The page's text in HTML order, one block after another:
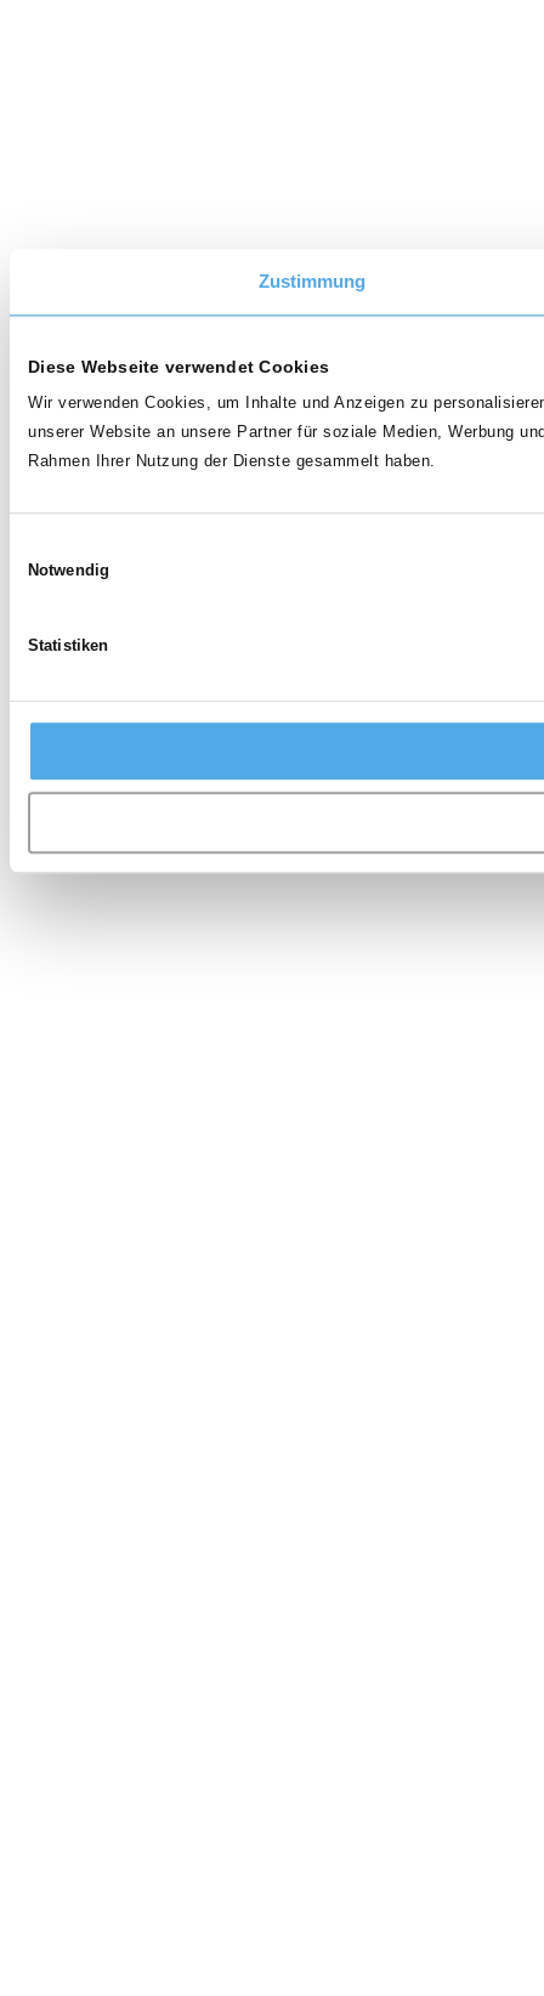
Zustimmung
Diese Webseite verwendet Cookies
Wir verwenden Cookies, um Inhalte und Anzeigen zu
unserer Website an unsere Partner für soziale Medien, Werbung
Rahmen Ihrer Nutzung der Dienste gesammelt haben.
Notwendig
Statistiken